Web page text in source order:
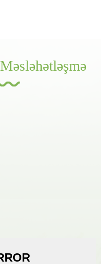
Məsləhətləşmə